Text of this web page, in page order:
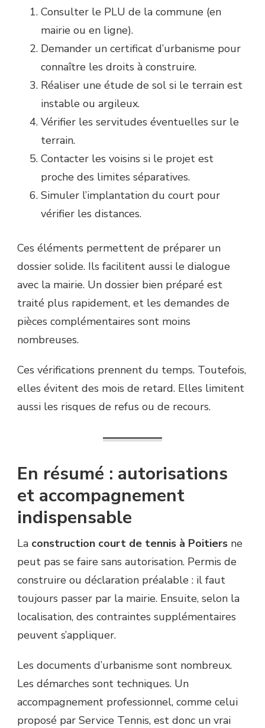
Consulter le PLU de la commune (en
mairie ou en ligne).
Demander un certificat d’urbanisme pour
connaître les droits à construire.
Réaliser une étude de sol si le terrain est
instable ou argileux.
Vérifier les servitudes éventuelles sur le
terrain.
Contacter les voisins si le projet est
proche des limites séparatives.
Simuler l’implantation du court pour
vérifier les distances.
Ces éléments permettent de préparer un
dossier solide. Ils facilitent aussi le dialogue
avec la mairie. Un dossier bien préparé est
traité plus rapidement, et les demandes de
pièces complémentaires sont moins
nombreuses.
Ces vérifications prennent du temps. Toutefois,
elles évitent des mois de retard. Elles limitent
aussi les risques de refus ou de recours.
En résumé : autorisations
et accompagnement
indispensable
La construction court de tennis à Poitiers ne
peut pas se faire sans autorisation. Permis de
construire ou déclaration préalable : il faut
toujours passer par la mairie. Ensuite, selon la
localisation, des contraintes supplémentaires
peuvent s’appliquer.
Les documents d’urbanisme sont nombreux.
Les démarches sont techniques. Un
accompagnement professionnel, comme celui
proposé par Service Tennis, est donc un vrai